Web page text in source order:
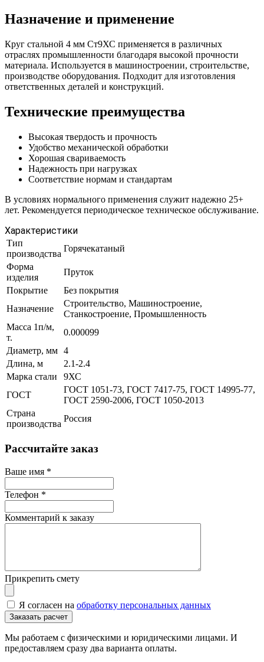
Назначение и применение
Круг стальной 4 мм Ст9ХС применяется в различных
отраслях промышленности благодаря высокой прочности
материала. Используется в машиностроении, строительстве,
производстве оборудования. Подходит для изготовления
ответственных деталей и конструкций.
Технические преимущества
Высокая твердость и прочность
Удобство механической обработки
Хорошая свариваемость
Надежность при нагрузках
Соответствие нормам и стандартам
В условиях нормального применения служит надежно 25+
лет. Рекомендуется периодическое техническое обслуживание.
Характеристики
Тип
производства
Горячекатаный
Форма
изделия
Пруток
Покрытие
Без покрытия
Назначение
Строительство, Машиностроение,
Станкостроение, Промышленность
Масса 1п/м,
т.
0.000099
Диаметр, мм 4
Длина, м
2.1-2.4
Марка стали
9ХС
ГОСТ
ГОСТ 1051-73, ГОСТ 7417-75, ГОСТ 14995-77,
ГОСТ 2590-2006, ГОСТ 1050-2013
Страна
производства
Россия
Рассчитайте заказ
Ваше имя *
Телефон *
Комментарий к заказу
Прикрепить смету
Я согласен на обработку персональных данных
Мы работаем с физическими и юридическими лицами. И
предоставляем сразу два варианта оплаты.